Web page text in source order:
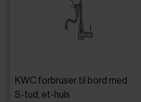
KWC forbruser til bord med
S-tud, et-huls